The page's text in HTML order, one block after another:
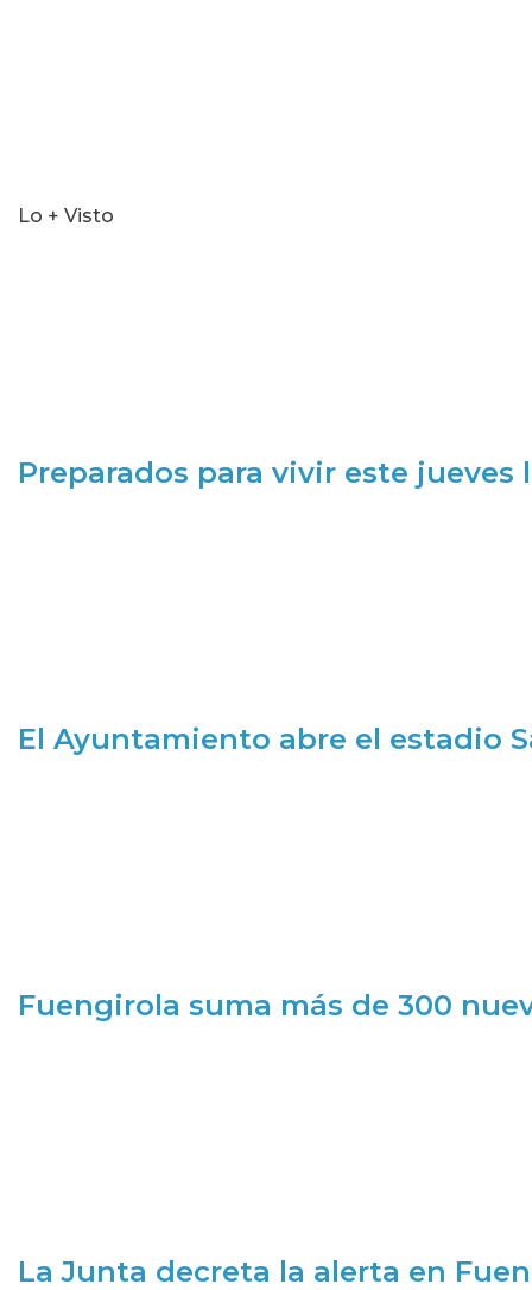
Lo + Visto
Preparados para vivir este jueves
El Ayuntamiento abre el estadio
Fuengirola suma más de 300
La Junta decreta la alerta en